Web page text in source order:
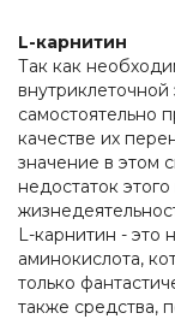
L-карнитин
Так как
самостоятельно
качестве их
значение в этом
недостаток
L-карнитин - это
аминокислота,
только
также